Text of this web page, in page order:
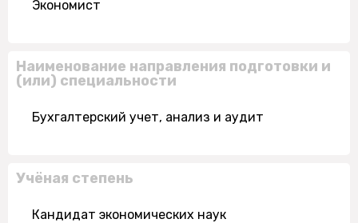
Экономист
Наименование направления подготовки и
(или) специальности
Бухгалтерский учет, анализ и аудит
Учёная степень
Кандидат экономических наук